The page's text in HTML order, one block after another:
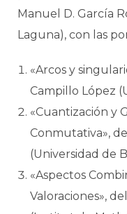
Manuel D. García
Laguna), con las
«Arcos y
Campillo López
«Cuantización y
Conmutativa»,
(Universidad de
«Aspectos
Valoraciones»,